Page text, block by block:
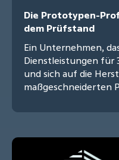
Die Prototypen-
dem Prüfstand
Ein Unternehmen,
Dienstleistungen für
und sich auf die
maßgeschneiderten